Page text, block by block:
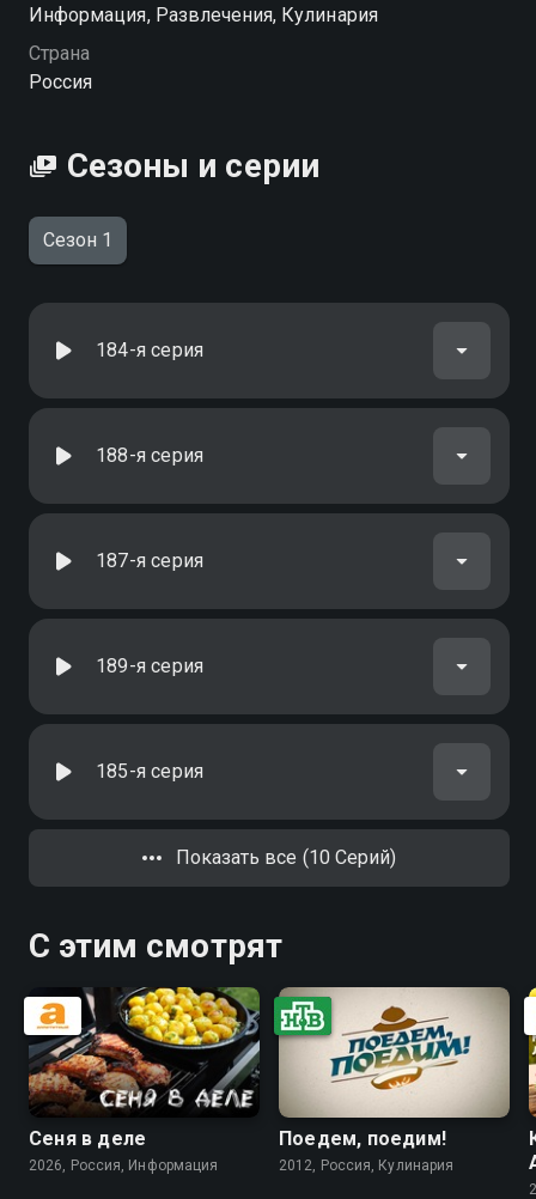
Посмотреть онлайн 1 сезон сериала Сеня в деле вы
можете совершенно бесплатно в хорошем HD
качестве на Смотрёшке
Информация, Развлечения, Кулинария
Страна
Россия
Сезоны и серии
Сезон 1
184-я серия
188-я серия
187-я серия
189-я серия
185-я серия
Показать все (10 Серий)
С этим смотрят
Сеня в деле
2026, Россия, Информация
Поедем, поедим!
2012, Россия, Кулинария